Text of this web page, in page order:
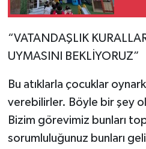
“VATANDAŞLIK
UYMASINI BEKLİYORUZ”
Bu atıklarla çocuklar
verebilirler. Böyle bir şey
Bizim görevimiz bunları
sorumluluğunuz bunları